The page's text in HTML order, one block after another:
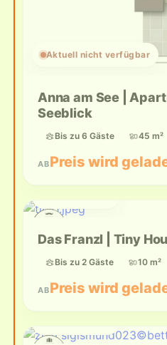
Aktuell nicht verfügbar
Anna am See |
Seeblick
Bis zu 6 Gäste 45 m²
ABPreis wird
Das Franzl | Tiny
Bis zu 2 Gäste 10 m²
ABPreis wird